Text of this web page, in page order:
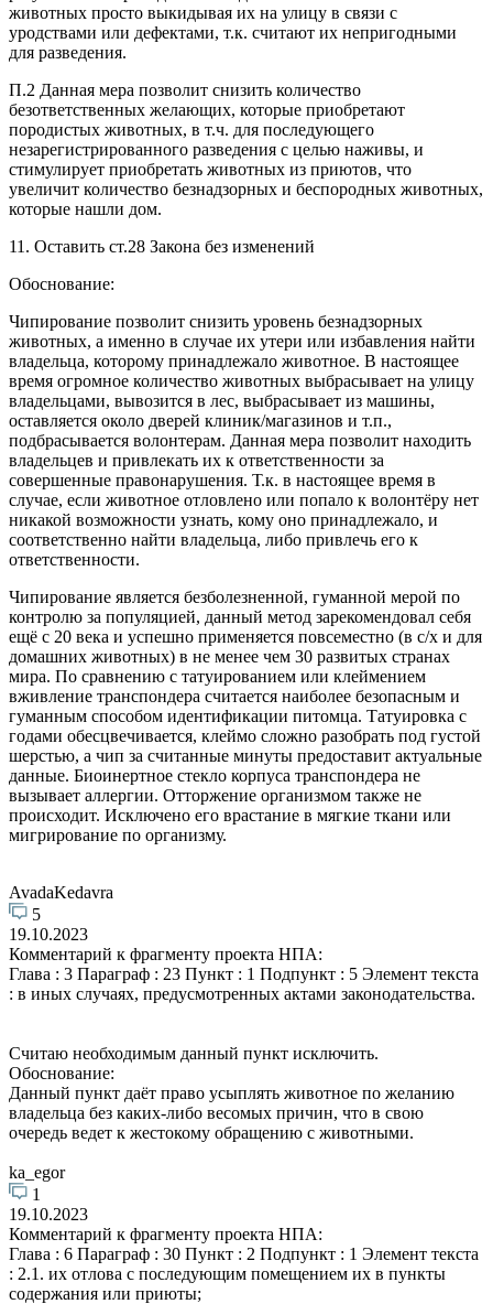
животных просто выкидывая их на улицу в связи с
уродствами или дефектами, т.к. считают их непригодными
для разведения.
П.2 Данная мера позволит снизить количество
безответственных желающих, которые приобретают
породистых животных, в т.ч. для последующего
незарегистрированного разведения с целью наживы, и
стимулирует приобретать животных из приютов, что
увеличит количество безнадзорных и беспородных животных,
которые нашли дом.
11. Оставить ст.28 Закона без изменений
Обоснование:
Чипирование позволит снизить уровень безнадзорных
животных, а именно в случае их утери или избавления найти
владельца, которому принадлежало животное. В настоящее
время огромное количество животных выбрасывает на улицу
владельцами, вывозится в лес, выбрасывает из машины,
оставляется около дверей клиник/магазинов и т.п.,
подбрасывается волонтерам. Данная мера позволит находить
владельцев и привлекать их к ответственности за
совершенные правонарушения. Т.к. в настоящее время в
случае, если животное отловлено или попало к волонтёру нет
никакой возможности узнать, кому оно принадлежало, и
соответственно найти владельца, либо привлечь его к
ответственности.
Чипирование является безболезненной, гуманной мерой по
контролю за популяцией, данный метод зарекомендовал себя
ещё с 20 века и успешно применяется повсеместно (в с/х и для
домашних животных) в не менее чем 30 развитых странах
мира. По сравнению с татуированием или клеймением
вживление транспондера считается наиболее безопасным и
гуманным способом идентификации питомца. Татуировка с
годами обесцвечивается, клеймо сложно разобрать под густой
шерстью, а чип за считанные минуты предоставит актуальные
данные. Биоинертное стекло корпуса транспондера не
вызывает аллергии. Отторжение организмом также не
происходит. Исключено его врастание в мягкие ткани или
мигрирование по организму.
AvadaKedavra
5
19.10.2023
Комментарий к фрагменту проекта НПА:
Глава : 3 Параграф : 23 Пункт : 1 Подпункт : 5 Элемент текста
: в иных случаях, предусмотренных актами законодательства.
Считаю необходимым данный пункт исключить.
Обоснование:
Данный пункт даёт право усыплять животное по желанию
владельца без каких-либо весомых причин, что в свою
очередь ведет к жестокому обращению с животными.
ka_egor
1
19.10.2023
Комментарий к фрагменту проекта НПА:
Глава : 6 Параграф : 30 Пункт : 2 Подпункт : 1 Элемент текста
: 2.1. их отлова с последующим помещением их в пункты
содержания или приюты;